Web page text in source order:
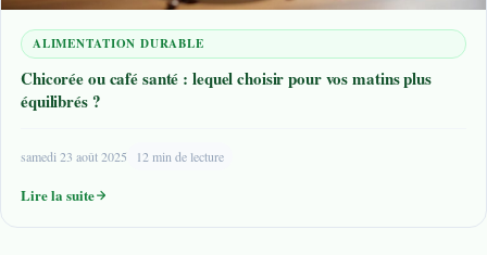
ALIMENTATION DURABLE
Chicorée ou café santé : lequel choisir pour vos matins plus
équilibrés ?
samedi 23 août 2025 12 min de lecture
Lire la suite